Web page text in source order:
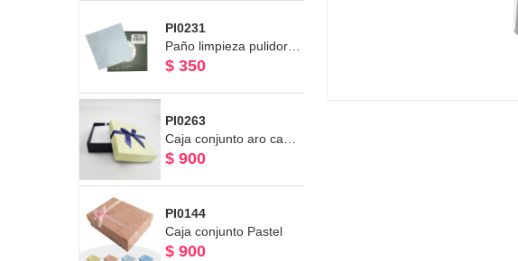
PI0231
$ 350
PI0263
$ 900
PI0144
Caja conjunto Pastel
$ 900